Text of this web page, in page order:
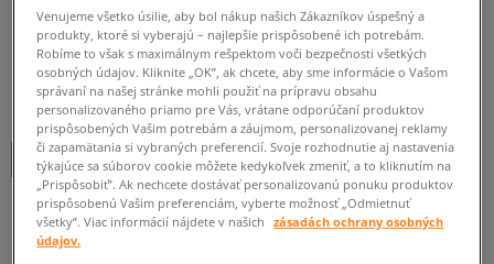
detské, new balance
0.0(0)
26,95€cena s DPH
+ 27 BODOV V SIZEERCLUBE
Informujte ma o dostupnosti
Venujeme všetko úsilie, aby bol nákup našich Zákazníkov úspešný a
produkty, ktoré si vyberajú – najlepšie prispôsobené ich potrebám.
Robíme to však s maximálnym rešpektom voči bezpečnosti všetkých
osobných údajov. Kliknite „OK”, ak chcete, aby sme informácie o Vašom
správaní na našej stránke mohli použiť na prípravu obsahu
personalizovaného priamo pre Vás, vrátane odporúčaní produktov
prispôsobených Vašim potrebám a záujmom, personalizovanej reklamy
či zapamätania si vybraných preferencií. Svoje rozhodnutie aj nastavenia
týkajúce sa súborov cookie môžete kedykoľvek zmeniť, a to kliknutím na
„Prispôsobiť”. Ak nechcete dostávať personalizovanú ponuku produktov
prispôsobenú Vašim preferenciám, vyberte možnosť „Odmietnuť
všetky”. Viac informácií nájdete v našich
zásadách ochrany osobných
údajov.